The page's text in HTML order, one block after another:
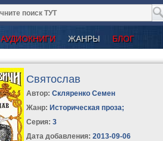
АУДИОКНИГИ ЖАНРЫ БЛОГ
Святослав
Автор:Скляренко Семен
Жанр: Историческая проза;
Серия:3
Дата добавления: 2013-09-06